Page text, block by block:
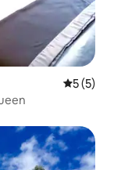
5 de
5 (5)